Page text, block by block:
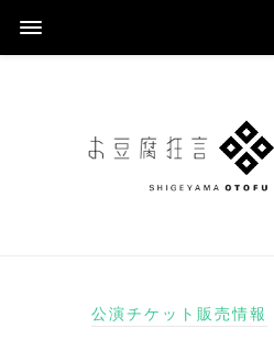
公演チケット販売情報